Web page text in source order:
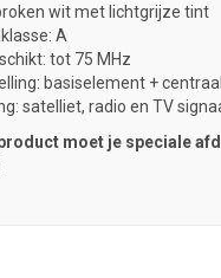
wit met lichtgrijze tint
A
tot 75 MHz
basiselement +
satelliet, radio en TV
moet je speciale